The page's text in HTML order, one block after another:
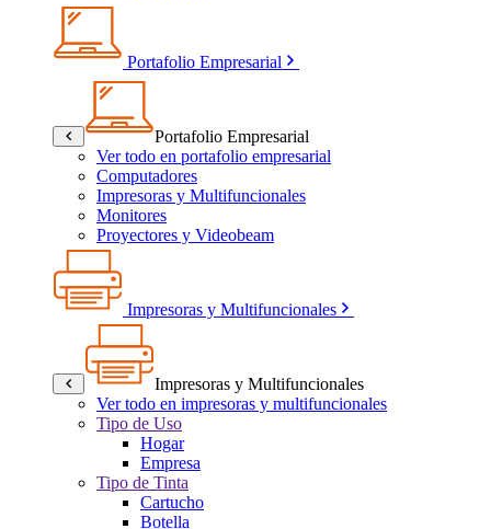
Portafolio Empresarial
Portafolio Empresarial
Ver todo en portafolio empresarial
Computadores
Impresoras y Multifuncionales
Monitores
Proyectores y Videobeam
Impresoras y Multifuncionales
Impresoras y Multifuncionales
Ver todo en impresoras y multifuncionales
Tipo de Uso
Hogar
Empresa
Tipo de Tinta
Cartucho
Botella